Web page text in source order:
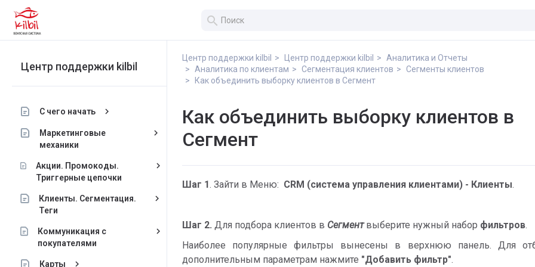
search
Центр поддержки kilbil
С чего начать keyboard_arrow_right
Маркетинговые
механики
keyboard_arrow_right
Акции. Промокоды.
Триггерные цепочки
keyboard_arrow_right
Клиенты. Сегментация.
Теги
keyboard_arrow_right
Коммуникация с
покупателями
keyboard_arrow_right
Карты keyboard_arrow_right
Центр поддержки kilbil Центр поддержки kilbil
Аналитика и Отчеты
Аналитика по клиентам
Сегментация клиентов
Сегменты клиентов
Как объединить выборку клиентов в Сегмент
Как объединить выборку клиентов в
Сегмент
Шаг 1. Зайти в Меню: CRM (система управления клиентами) - Клиенты.
Шаг 2. Для подбора клиентов в Сегментвыберите нужный набор фильтров.
Наиболее популярные фильтры вынесены в верхнюю панель. Для
дополнительным параметрам нажмите "Добавить фильтр".